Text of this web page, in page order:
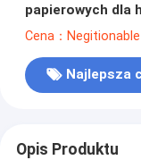
papierowych dla
Cena：Negitionable
Najlepsza
Opis Produktu